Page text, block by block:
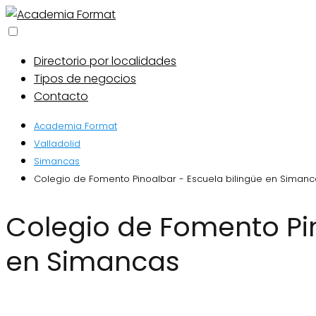
Directorio por localidades
Tipos de negocios
Contacto
Academia Format
Valladolid
Simancas
Colegio de Fomento Pinoalbar - Escuela bilingüe en
Colegio de Fomento Pinoalbar - Escuela bilingüe
en Simancas